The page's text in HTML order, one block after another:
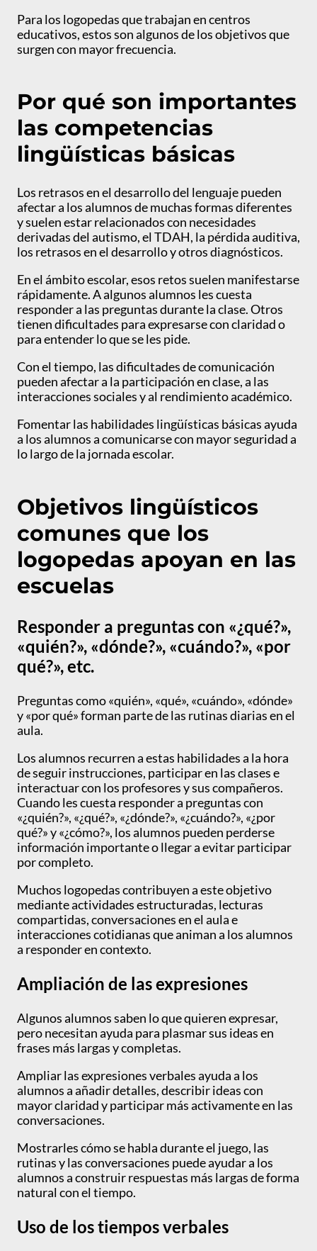
Para los logopedas que trabajan en centros
educativos, estos son algunos de los objetivos que
surgen con mayor frecuencia.
Por qué son importantes
las competencias
lingüísticas básicas
Los retrasos en el desarrollo del lenguaje pueden
afectar a los alumnos de muchas formas diferentes
y suelen estar relacionados con necesidades
derivadas del autismo, el TDAH, la pérdida auditiva,
los retrasos en el desarrollo y otros diagnósticos.
En el ámbito escolar, esos retos suelen manifestarse
rápidamente. A algunos alumnos les cuesta
responder a las preguntas durante la clase. Otros
tienen dificultades para expresarse con claridad o
para entender lo que se les pide.
Con el tiempo, las dificultades de comunicación
pueden afectar a la participación en clase, a las
interacciones sociales y al rendimiento académico.
Fomentar las habilidades lingüísticas básicas ayuda
a los alumnos a comunicarse con mayor seguridad a
lo largo de la jornada escolar.
Objetivos lingüísticos
comunes que los
logopedas apoyan en las
escuelas
Responder a preguntas con «¿qué?»,
«quién?», «dónde?», «cuándo?», «por
qué?», etc.
Preguntas como «quién», «qué», «cuándo», «dónde»
y «por qué» forman parte de las rutinas diarias en el
aula.
Los alumnos recurren a estas habilidades a la hora
de seguir instrucciones, participar en las clases e
interactuar con los profesores y sus compañeros.
Cuando les cuesta responder a preguntas con
«¿quién?», «¿qué?», «¿dónde?», «¿cuándo?», «¿por
qué?» y «¿cómo?», los alumnos pueden perderse
información importante o llegar a evitar participar
por completo.
Muchos logopedas contribuyen a este objetivo
mediante actividades estructuradas, lecturas
compartidas, conversaciones en el aula e
interacciones cotidianas que animan a los alumnos
a responder en contexto.
Ampliación de las expresiones
Algunos alumnos saben lo que quieren expresar,
pero necesitan ayuda para plasmar sus ideas en
frases más largas y completas.
Ampliar las expresiones verbales ayuda a los
alumnos a añadir detalles, describir ideas con
mayor claridad y participar más activamente en las
conversaciones.
Mostrarles cómo se habla durante el juego, las
rutinas y las conversaciones puede ayudar a los
alumnos a construir respuestas más largas de forma
natural con el tiempo.
Uso de los tiempos verbales